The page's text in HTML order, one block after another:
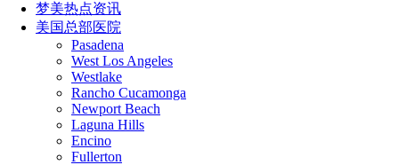
梦美热点资讯
美国总部医院
Pasadena
West Los Angeles
Westlake
Rancho Cucamonga
Newport Beach
Laguna Hills
Encino
Fullerton